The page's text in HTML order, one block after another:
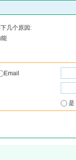
几个原因:
Email